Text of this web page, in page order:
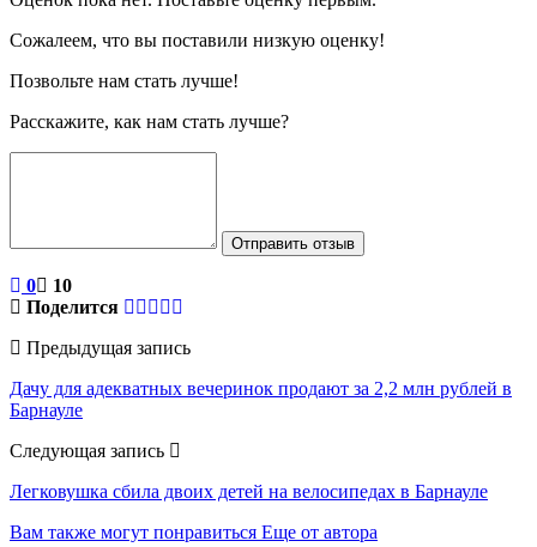
Сожалеем, что вы поставили низкую оценку!
Позвольте нам стать лучше!
Расскажите, как нам стать лучше?
Отправить отзыв
0
10
Поделится
Предыдущая запись
Дачу для адекватных вечеринок продают за 2,2 млн рублей в
Барнауле
Следующая запись
Легковушка сбила двоих детей на велосипедах в Барнауле
Вам также могут понравиться Еще от автора